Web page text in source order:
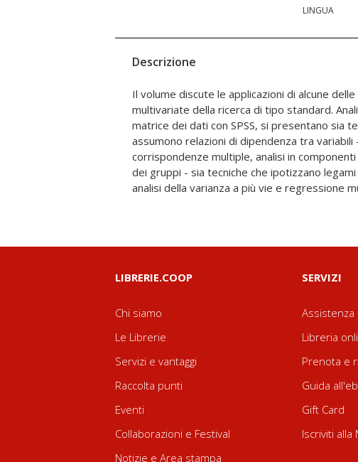
LINGUA
Descrizione
Il volume discute le applicazioni di alcune
multivariate della ricerca di tipo standard.
matrice dei dati con SPSS, si presentano sia
assumono relazioni di dipendenza tra variabili
corrispondenze multiple, analisi in componenti
dei gruppi - sia tecniche che ipotizzano
analisi della varianza a più vie e regressione
tecnica vengono illustrate nel
implementate nel software, chiariti gli
stanno alla base e commentati i principali
pervenire. Particolare attenzione è dedicata
dei difetti delle varie tecniche, in relazione alla
da analizzare e agli obiettivi perseguiti dal
LIBRERIE.COOP
Chi siamo
Le Librerie
Servizi e vantaggi
Raccolta punti
Eventi
Collaborazioni e Festival
Notizie e Area stampa
SERVIZI
Libreria
Prenota e
Guida
Gift Card
Iscriviti